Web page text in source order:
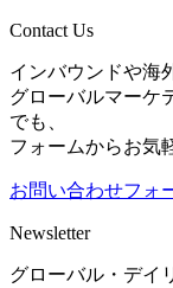
Contact Us
インバウンドや海
グローバルマーケ
でも、
フォームからお気
お問い合わせフォ
Newsletter
グローバル・デイ